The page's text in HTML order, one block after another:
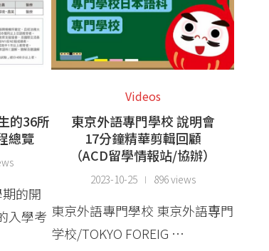
的36所
總覽
的開
入學考
Videos
東京外語專門學校 說明會
17分鐘精華剪輯回顧
（ACD留學情報站/協辦）
2023-10-25 896 views
東京外語專門學校 東京外語専門
学校/TOKYO FOREIG …